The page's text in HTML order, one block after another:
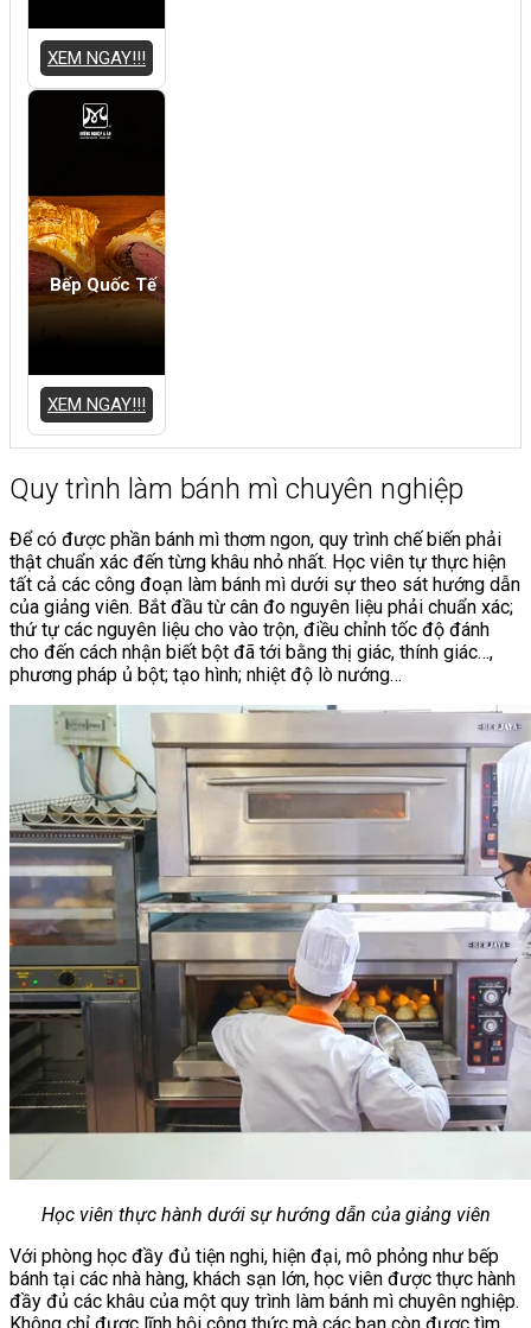
XEM NGAY!!!
Bếp Quốc Tế
XEM NGAY!!!
Quy trình làm bánh mì chuyên nghiệp
Để có được phần bánh mì thơm ngon, quy trình chế biến phải
thật chuẩn xác đến từng khâu nhỏ nhất. Học viên tự thực hiện
tất cả các công đoạn làm bánh mì dưới sự theo sát hướng dẫn
của giảng viên. Bắt đầu từ cân đo nguyên liệu phải chuẩn xác;
thứ tự các nguyên liệu cho vào trộn, điều chỉnh tốc độ đánh
cho đến cách nhận biết bột đã tới bằng thị giác, thính giác…,
phương pháp ủ bột; tạo hình; nhiệt độ lò nướng…
Học viên thực hành dưới sự hướng dẫn của giảng viên
Với phòng học đầy đủ tiện nghi, hiện đại, mô phỏng như bếp
bánh tại các nhà hàng, khách sạn lớn, học viên được thực hành
đầy đủ các khâu của một quy trình làm bánh mì chuyên nghiệp.